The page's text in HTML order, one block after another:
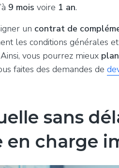
9 mois voire 1 an.
un contrat de
les conditions générales
Ainsi, vous pourrez mieux
faites des demandes de
sans
en charge